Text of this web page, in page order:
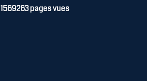
1569263pages vues